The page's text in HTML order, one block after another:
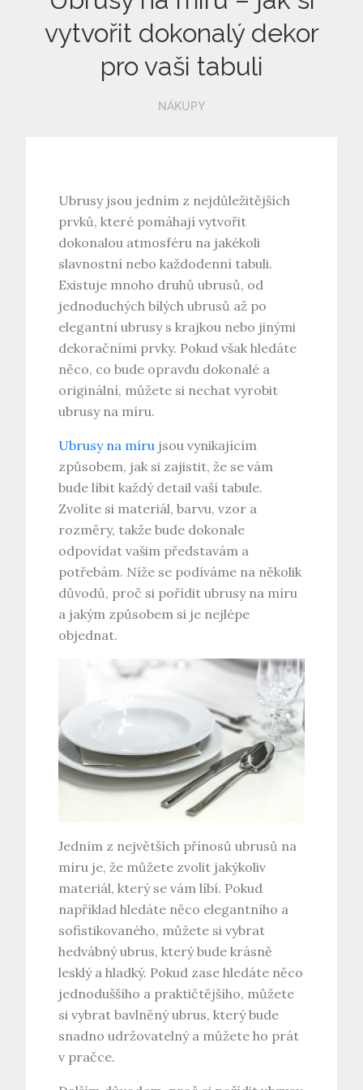
vytvořit dokonalý dekor
pro vaši tabuli
NÁKUPY
Ubrusy jsou jedním z nejdůležitějších
prvků, které pomáhají vytvořit
dokonalou atmosféru na jakékoli
slavnostní nebo každodenní tabuli.
Existuje mnoho druhů ubrusů, od
jednoduchých bílých ubrusů až po
elegantní ubrusy s krajkou nebo jinými
dekoračními prvky. Pokud však hledáte
něco, co bude opravdu dokonalé a
originální, můžete si nechat vyrobit
ubrusy na míru.
Ubrusy na míru jsou vynikajícím
způsobem, jak si zajistit, že se vám
bude líbit každý detail vaší tabule.
Zvolíte si materiál, barvu, vzor a
rozměry, takže bude dokonale
odpovídat vašim představám a
potřebám. Níže se podíváme na několik
důvodů, proč si pořídit ubrusy na míru
a jakým způsobem si je nejlépe
objednat.
Jedním z největších přínosů ubrusů na
míru je, že můžete zvolit jakýkoliv
materiál, který se vám líbí. Pokud
například hledáte něco elegantního a
sofistikovaného, můžete si vybrat
hedvábný ubrus, který bude krásně
lesklý a hladký. Pokud zase hledáte něco
jednoduššího a praktičtějšího, můžete
si vybrat bavlněný ubrus, který bude
snadno udržovatelný a můžete ho prát
v pračce.